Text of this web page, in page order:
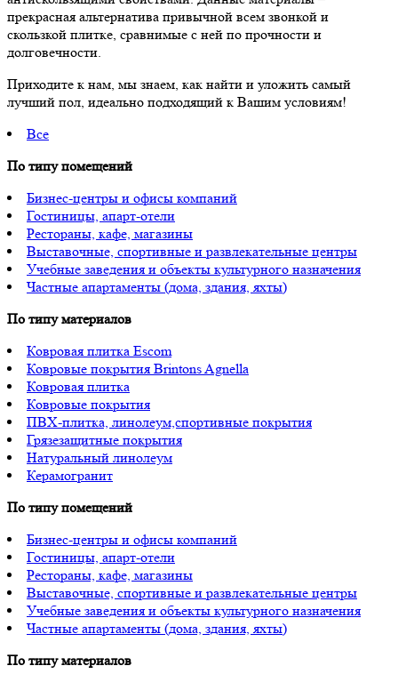
прекрасная альтернатива привычной всем звонкой и
скользкой плитке, сравнимые с ней по прочности и
долговечности.
Приходите к нам, мы знаем, как найти и уложить самый
лучший пол, идеально подходящий к Вашим условиям!
Все
По типу помещений
Бизнес-центры и офисы компаний
Гостиницы, апарт-отели
Рестораны, кафе, магазины
Выставочные, спортивные и развлекательные центры
Учебные заведения и объекты культурного назначения
Частные апартаменты (дома, здания, яхты)
По типу материалов
Ковровая плитка Escom
Ковровые покрытия Brintons Agnella
Ковровая плитка
Ковровые покрытия
ПВХ-плитка, линолеум,спортивные покрытия
Грязезащитные покрытия
Натуральный линолеум
Керамогранит
По типу помещений
Бизнес-центры и офисы компаний
Гостиницы, апарт-отели
Рестораны, кафе, магазины
Выставочные, спортивные и развлекательные центры
Учебные заведения и объекты культурного назначения
Частные апартаменты (дома, здания, яхты)
По типу материалов